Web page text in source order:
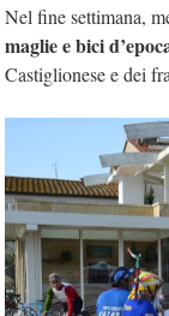
Nel fine settimana,
maglie e bici
Castiglionese e dei